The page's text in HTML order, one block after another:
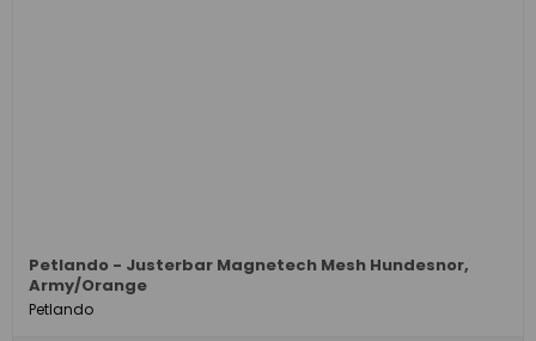
Petlando - Justerbar Magnetech Mesh Hundesnor,
Army/Orange
Petlando